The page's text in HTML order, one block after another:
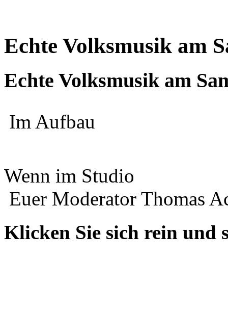
Echte Volksmusik am
Echte Volksmusik am
Im Aufbau
Wenn im Studio
Euer Moderator Thomas
Klicken Sie sich rein und